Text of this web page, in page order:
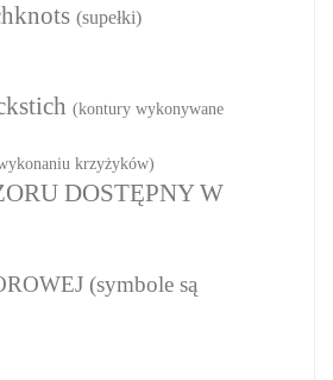
(supełki)
(kontury wykonywane
krzyżyków)
DOSTĘPNY W
(symbole są